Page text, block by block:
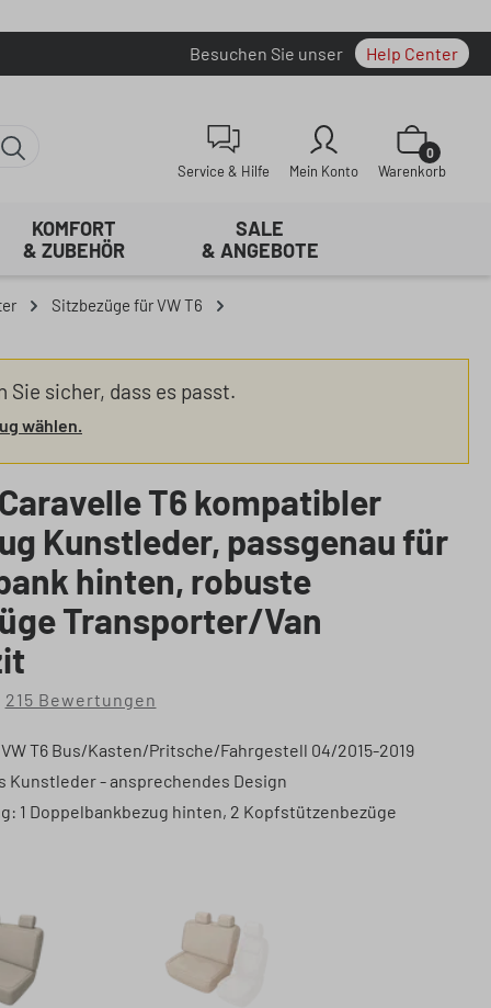
Besuchen Sie unser Help Center
Service & Hilfe Mein Konto
Warenkorb
0
Warenkorb
KOMFORT
& ZUBEHÖR
SALE
& ANGEBOTE
Sitzbezüge für VW T6
Sie sicher, dass es passt.
wählen.
T6 kompatibler
Kunstleder, passgenau für
hinten, robuste
Transporter/Van
T6 Bus/Kasten/Pritsche/Fahrgestell 04/2015-2019
Kunstleder - ansprechendes Design
1 Doppelbankbezug hinten, 2 Kopfstützenbezüge
Doppelbankbezug 2. Reihe
215 Bewertungen